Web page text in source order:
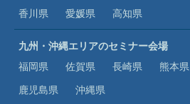
香川県
愛媛県 高知県
九州・沖縄エリアのセミナー会場
福岡県
佐賀県 長崎県 熊本県
鹿児島県
沖縄県